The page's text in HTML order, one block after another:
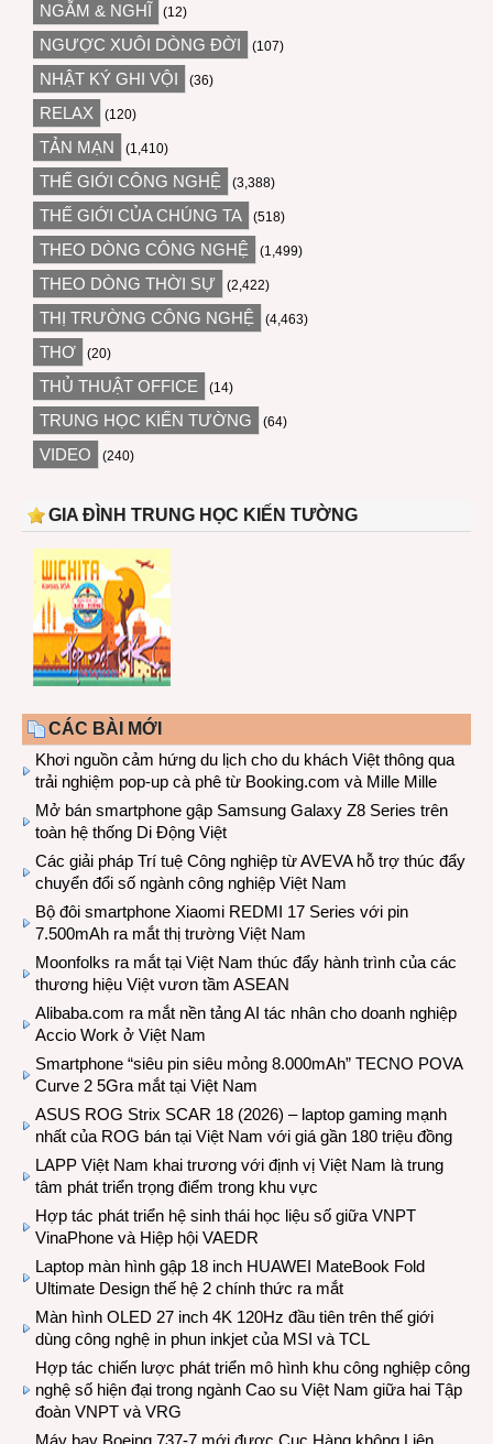
NGẪM & NGHĨ (12)
NGƯỢC XUÔI DÒNG ĐỜI (107)
NHẬT KÝ GHI VỘI (36)
RELAX (120)
TẢN MẠN (1,410)
THẾ GIỚI CÔNG NGHỆ (3,388)
THẾ GIỚI CỦA CHÚNG TA (518)
THEO DÒNG CÔNG NGHỆ (1,499)
THEO DÒNG THỜI SỰ (2,422)
THỊ TRƯỜNG CÔNG NGHỆ (4,463)
THƠ (20)
THỦ THUẬT OFFICE (14)
TRUNG HỌC KIẾN TƯỜNG (64)
VIDEO (240)
GIA ĐÌNH TRUNG HỌC KIẾN TƯỜNG
CÁC BÀI MỚI
Khơi nguồn cảm hứng du lịch cho du khách Việt thông qua
trải nghiệm pop-up cà phê từ Booking.com và Mille Mille
Mở bán smartphone gập Samsung Galaxy Z8 Series trên
toàn hệ thống Di Động Việt
Các giải pháp Trí tuệ Công nghiệp từ AVEVA hỗ trợ thúc đẩy
chuyển đổi số ngành công nghiệp Việt Nam
Bộ đôi smartphone Xiaomi REDMI 17 Series với pin
7.500mAh ra mắt thị trường Việt Nam
Moonfolks ra mắt tại Việt Nam thúc đẩy hành trình của các
thương hiệu Việt vươn tầm ASEAN
Alibaba.com ra mắt nền tảng AI tác nhân cho doanh nghiệp
Accio Work ở Việt Nam
Smartphone “siêu pin siêu mỏng 8.000mAh” TECNO POVA
Curve 2 5Gra mắt tại Việt Nam
ASUS ROG Strix SCAR 18 (2026) – laptop gaming mạnh
nhất của ROG bán tại Việt Nam với giá gần 180 triệu đồng
LAPP Việt Nam khai trương với định vị Việt Nam là trung
tâm phát triển trọng điểm trong khu vực
Hợp tác phát triển hệ sinh thái học liệu số giữa VNPT
VinaPhone và Hiệp hội VAEDR
Laptop màn hình gập 18 inch HUAWEI MateBook Fold
Ultimate Design thế hệ 2 chính thức ra mắt
Màn hình OLED 27 inch 4K 120Hz đầu tiên trên thế giới
dùng công nghệ in phun inkjet của MSI và TCL
Hợp tác chiến lược phát triển mô hình khu công nghiệp công
nghệ số hiện đại trong ngành Cao su Việt Nam giữa hai Tập
đoàn VNPT và VRG
Máy bay Boeing 737-7 mới được Cục Hàng không Liên